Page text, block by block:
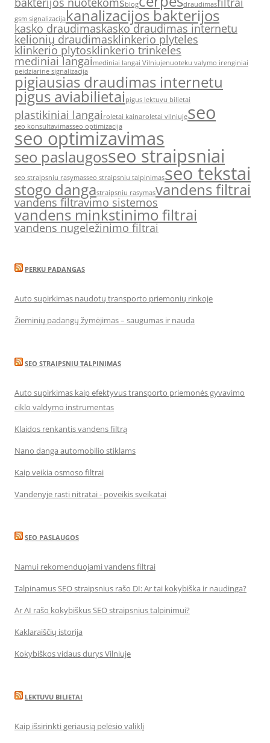
blog draudimas
gsm signalizacijakanalizacijos bakterijos
kasko draudimaskasko draudimas internetu
kelionių draudimasklinkerio plyteles
klinkerio plytosklinkerio trinkeles
mediniai langai mediniai langai Vilniujenuoteku valymo irenginiai
peidziarine signalizacija
pigiausias draudimas internetu
pigus aviabilietaipigus lektuvu bilietai
plastikiniai langai roletai kainaroletai vilniujeseo
seo konsultavimasseo optimizacija
seo optimizavimas
seo paslaugosseo straipsniai
seo straipsniu rasymasseo straipsniu talpinimasseo tekstai
stogo dangastraipsniu rasymasvandens filtrai
vandens filtravimo sistemos
vandens minkstinimo filtrai
vandens nugeležinimo filtrai
PERKU PADANGAS
Auto supirkimas naudotų transporto priemonių rinkoje
Žieminių padangų žymėjimas – saugumas ir nauda
SEO STRAIPSNIU TALPINIMAS
Auto supirkimas kaip efektyvus transporto priemonės gyvavimo
ciklo valdymo instrumentas
Klaidos renkantis vandens filtrą
Nano danga automobilio stiklams
Kaip veikia osmoso filtrai
Vandenyje rasti nitratai - poveikis sveikatai
SEO PASLAUGOS
Namui rekomenduojami vandens filtrai
Talpinamus SEO straipsnius rašo DI: Ar tai kokybiška ir naudinga?
Ar AI rašo kokybiškus SEO straipsnius talpinimui?
Kaklaraiščių istorija
Kokybiškos vidaus durys Vilniuje
LEKTUVU BILIETAI
Kaip išsirinkti geriausią pelėsio valiklį